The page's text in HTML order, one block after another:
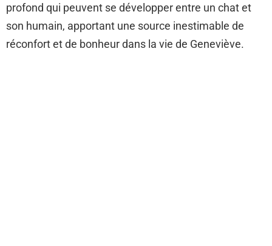
profond qui peuvent se développer entre un chat et
son humain, apportant une source inestimable de
réconfort et de bonheur dans la vie de Geneviève.